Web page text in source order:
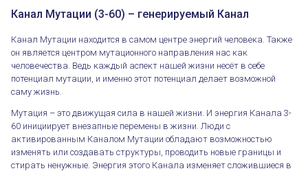
Канал Мутации (3-60) – генерируемый Канал
Канал Мутации находится в самом центре энергий человека. Также
он является центром мутационного направления нас как
человечества. Ведь каждый аспект нашей жизни несёт в себе
потенциал мутации, и именно этот потенциал делает возможной
саму жизнь.
Мутация – это движущая сила в нашей жизни. И энергия Канала 3-
60 инициирует внезапные перемены в жизни. Люди с
активированным Каналом Мутации обладают возможностью
изменять или создавать структуры, проводить новые границы и
стирать ненужные. Энергия этого Канала изменяет сложившиеся в